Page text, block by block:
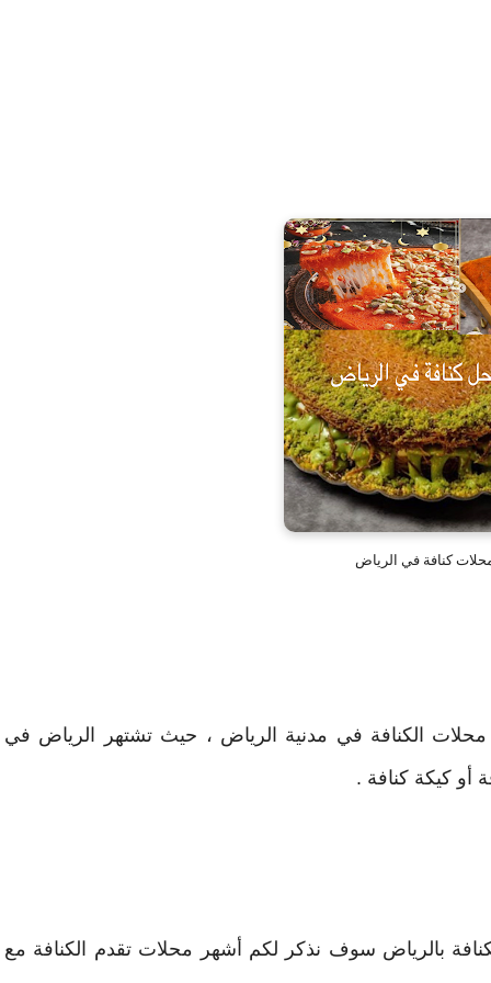
كنافة في الرياض
الكنافة في مدنية الرياض ، حيث تشتهر الرياض في
أو كيكة كنافة .
بالرياض سوف نذكر لكم أشهر محلات تقدم الكنافة مع